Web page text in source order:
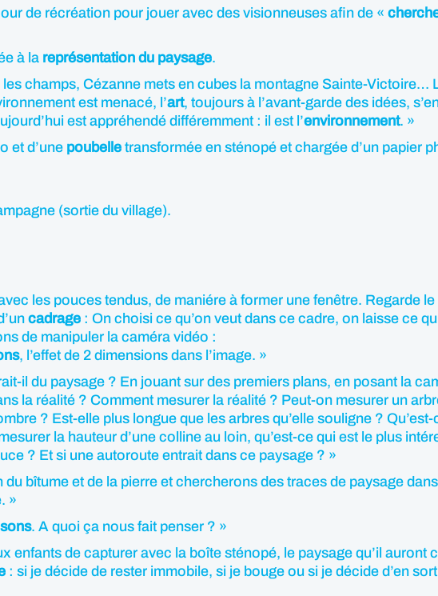
de récréation pour jouer avec des visionneuses afin de «
à la représentation du paysage.
champs, Cézanne mets en cubes la montagne Sainte-Victoire…
est menacé, l’art, toujours à l’avant-garde des idées,
est appréhendé différemment : il est l’environnement. »
et d’une poubelle transformée en sténopé et chargée d’un papier
(sortie du village).
les pouces tendus, de maniére à former une fenêtre. Regarde
cadrage : On choisi ce qu’on veut dans ce cadre, on laisse ce
de manipuler la caméra vidéo :
, l’effet de 2 dimensions dans l’image. »
il du paysage ? En jouant sur des premiers plans, en posant la
la réalité ? Comment mesurer la réalité ? Peut-on mesurer un
? Est-elle plus longue que les arbres qu’elle souligne ?
la hauteur d’une colline au loin, qu’est-ce qui est le plus
? Et si une autoroute entrait dans ce paysage ? »
bîtume et de la pierre et chercherons des traces de paysage
»
sons. A quoi ça nous fait penser ? »
enfants de capturer avec la boîte sténopé, le paysage qu’il auront
: si je décide de rester immobile, si je bouge ou si je décide d’en